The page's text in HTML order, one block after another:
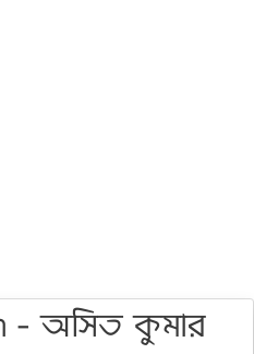
- অসিত কুমার